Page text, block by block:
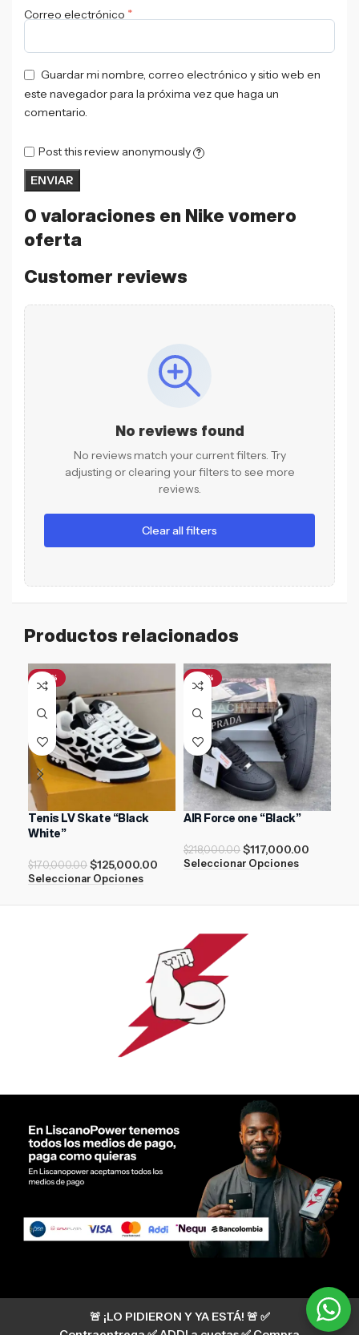
🚨 ¡LO PIDIERON Y YA ESTÁ! 🚨 ✅
0 valoraciones en Nike vomero
oferta
Customer reviews
No reviews found
No reviews match your current filters. Try
adjusting or clearing your filters to see more
reviews.
Clear all filters
Correo electrónico *
Guardar mi nombre, correo electrónico y sitio web en
este navegador para la próxima vez que haga un
comentario.
Post this review anonymously ?
Productos relacionados
-26%
Tenis LV Skate “Black
White”
$170,000.00 $125,000.00
Seleccionar Opciones
-46%
AIR Force one “Black”
$218,000.00 $117,000.00
Seleccionar Opciones
Si tienes algún tipo de duda, puedes consultar
nuestro centro de ayuda